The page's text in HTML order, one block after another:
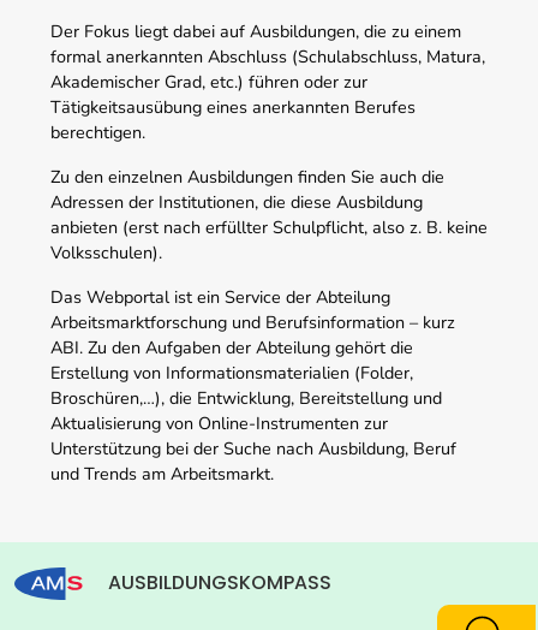
Der Fokus liegt dabei auf Ausbildungen, die zu einem
formal anerkannten Abschluss (Schulabschluss, Matura,
Akademischer Grad, etc.) führen oder zur
Tätigkeitsausübung eines anerkannten Berufes
berechtigen.
Zu den einzelnen Ausbildungen finden Sie auch die
Adressen der Institutionen, die diese Ausbildung
anbieten (erst nach erfüllter Schulpflicht, also z. B. keine
Volksschulen).
Das Webportal ist ein Service der Abteilung
Arbeitsmarktforschung und Berufsinformation – kurz
ABI. Zu den Aufgaben der Abteilung gehört die
Erstellung von Informationsmaterialien (Folder,
Broschüren,…), die Entwicklung, Bereitstellung und
Aktualisierung von Online-Instrumenten zur
Unterstützung bei der Suche nach Ausbildung, Beruf
und Trends am Arbeitsmarkt.
AUSBILDUNGSKOMPASS